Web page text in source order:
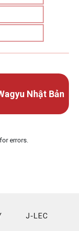
Nhật Bản
errors.
J-LEC